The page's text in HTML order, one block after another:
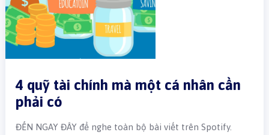
4 quỹ tài chính mà một cá nhân cần
phải có
ĐẾN NGAY ĐÂY để nghe toàn bộ bài viết trên Spotify.